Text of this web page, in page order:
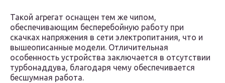
Такой агрегат оснащен тем же чипом,
обеспечивающим бесперебойную работу при
скачках напряжения в сети электропитания, что и
вышеописанные модели. Отличительная
особенность устройства заключается в отсутствии
турбонаддува, благодаря чему обеспечивается
бесшумная работа.